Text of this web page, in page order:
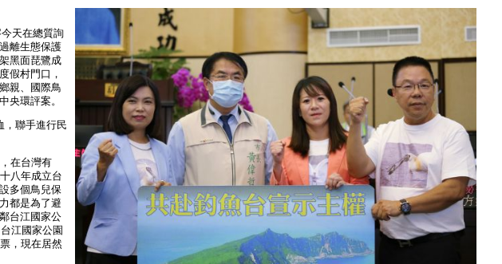
天在總質詢
離生態保護
黑面琵鷺成
假村門口，
親、國際鳥
央環評案。
，聯手進行民
在台灣有
八年成立台
多個鳥兒保
都是為了避
台江國家公
江國家公園
，現在居然